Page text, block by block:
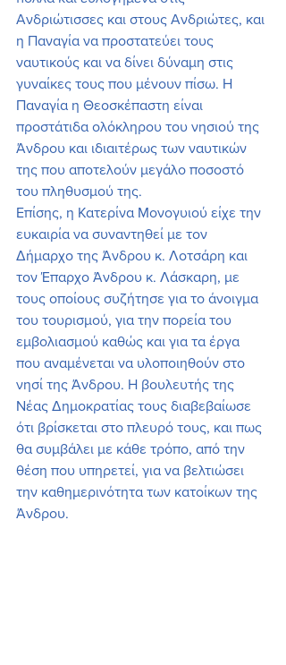
Ανδριώτισσες και στους Ανδριώτες, και
η Παναγία να προστατεύει τους
ναυτικούς και να δίνει δύναμη στις
γυναίκες τους που μένουν πίσω. Η
Παναγία η Θεοσκέπαστη είναι
προστάτιδα ολόκληρου του νησιού της
Άνδρου και ιδιαιτέρως των ναυτικών
της που αποτελούν μεγάλο ποσοστό
του πληθυσμού της.
Επίσης, η Κατερίνα Μονογυιού είχε την
ευκαιρία να συναντηθεί με τον
Δήμαρχο της Άνδρου κ. Λοτσάρη και
τον Έπαρχο Άνδρου κ. Λάσκαρη, με
τους οποίους συζήτησε για το άνοιγμα
του τουρισμού, για την πορεία του
εμβολιασμού καθώς και για τα έργα
που αναμένεται να υλοποιηθούν στο
νησί της Άνδρου. Η βουλευτής της
Νέας Δημοκρατίας τους διαβεβαίωσε
ότι βρίσκεται στο πλευρό τους, και πως
θα συμβάλει με κάθε τρόπο, από την
θέση που υπηρετεί, για να βελτιώσει
την καθημερινότητα των κατοίκων της
Άνδρου.